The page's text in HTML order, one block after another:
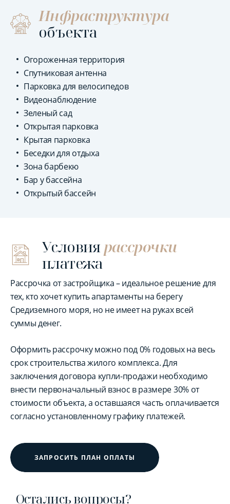
Инфраструктура
объекта
Огороженная территория
Спутниковая антенна
Парковка для велосипедов
Видеонаблюдение
Зеленый сад
Открытая парковка
Крытая парковка
Беседки для отдыха
Зона барбекю
Бар у бассейна
Открытый бассейн
Условиярассрочки
платежа
Рассрочка от застройщика – идеальное решение для
тех, кто хочет купить апартаменты на берегу
Средиземного моря, но не имеет на руках всей
суммы денег.
Оформить рассрочку можно под 0% годовых на весь
срок строительства жилого комплекса. Для
заключения договора купли-продажи необходимо
внести первоначальный взнос в размере 30% от
стоимости объекта, а оставшаяся часть оплачивается
согласно установленному графику платежей.
ЗАПРОСИТЬ ПЛАН ОПЛАТЫ
Остались вопросы?